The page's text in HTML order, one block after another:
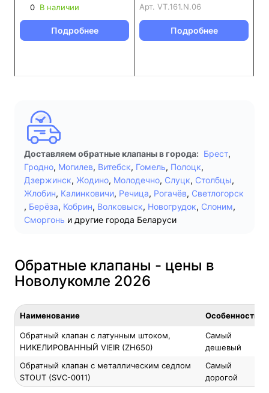
0 В наличии
Подробнее
Арт. VT.161.N.06
Подробнее
Доставляем обратные клапаны в города: Брест,
Гродно, Могилев, Витебск, Гомель, Полоцк,
Дзержинск, Жодино, Молодечно, Слуцк, Столбцы,
Жлобин, Калинковичи, Речица, Рогачёв, Светлогорск
, Берёза, Кобрин, Волковыск, Новогрудок, Слоним,
Сморгонь и другие города Беларуси
Обратные клапаны - цены в
Новолукомле 2026
Наименование Особенность
Обратный клапан с латунным штоком,
НИКЕЛИРОВАННЫЙ VIEIR (ZH650)
Самый
дешевый
Обратный клапан с металлическим седлом
STOUT (SVC-0011)
Самый
дорогой